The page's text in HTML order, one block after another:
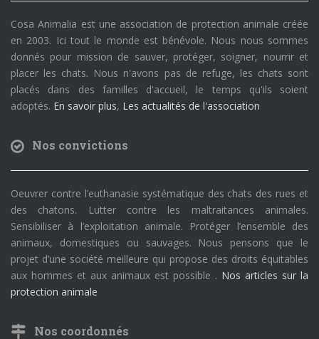
Cosa Animalia est une association de protection animale créée
en 2003. Ici tout le monde est bénévole. Nous nous sommes
donnés pour mission de sauver, protéger, soigner, nourrir et
placer les chats. Nous n'avons pas de refuge, les chats sont
placés dans des familles d'accueil, le temps qu'ils soient
adoptés. En savoir plus, Les actualités de l'association
Nos convictions
Oeuvrer contre l’euthanasie systématique des chats des rues et
des chatons. Lutter contre les maltraitances animales.
Sensibiliser à l’exploitation animale. Protéger l’ensemble des
animaux, domestiques ou sauvages. Nous pensons que le
projet d’une société meilleure qui propose des droits équitables
aux hommes et aux animaux est possible . Nos articles sur la
protection animale
Nos coordonnés